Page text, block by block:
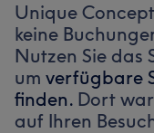
Unique
keine
Nutzen Sie das
um verfügbare
finden. Dort
auf Ihren